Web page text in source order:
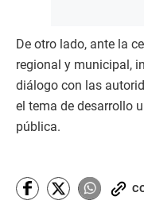
De otro lado, ante la
regional y municipal,
diálogo con las
el tema de desarrollo
pública.